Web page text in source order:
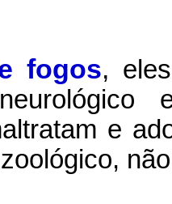
fogos,
e